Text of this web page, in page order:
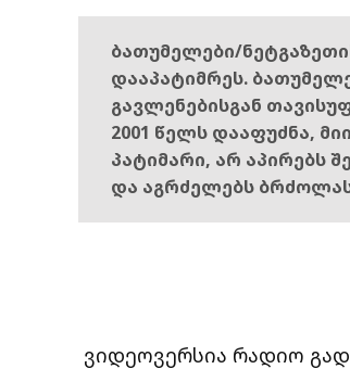
ბათუმელები/
დააპატიმრეს.
გავლენებისგან
2001 წელს დააფუძნა,
პატიმარი, არ აპირებს
და აგრძელებს
ვიდეოვერსია რადიო